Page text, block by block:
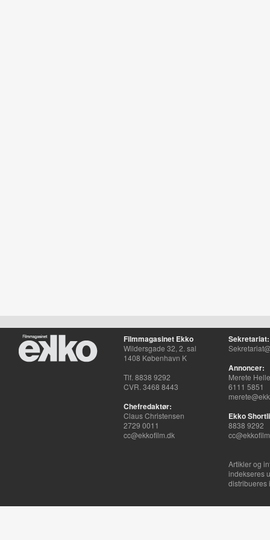
Filmmagasinet Ekko
Wildersgade 32, 2. sal
1408 København K
Tlf. 8838 9292
CVR. 3468 8443
Chefredaktør:
Claus Christensen
2729 0011
cc@ekkofilm.dk
Sekretariat:
Annoncer:
Merete
6111 5851
Ekko
8838 9292
Artikler og
indekseres
distribueres